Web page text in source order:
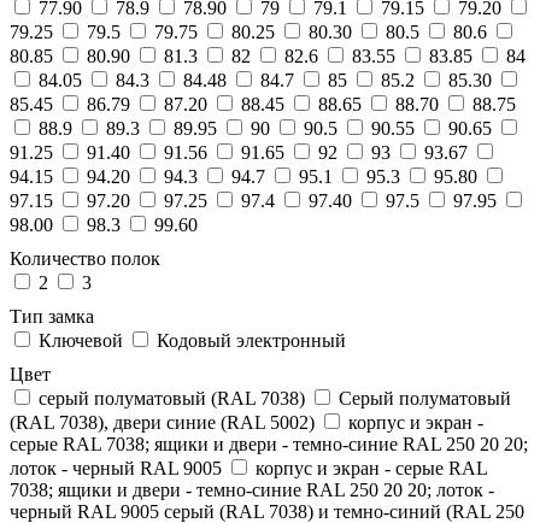
77.90
78.9 78.90 79 79.1 79.15
79.20
79.25
79.5 79.75 80.25 80.30 80.5
80.6
80.85
80.90 81.3 82 82.6 83.55 83.85
84
84.05
84.3 84.48 84.7 85 85.2
85.30
85.45
86.79 87.20 88.45 88.65 88.70
88.75
88.9
89.3 89.95 90 90.5 90.55
90.65
91.25
91.40 91.56 91.65 92 93
93.67
94.15
94.20 94.3 94.7 95.1 95.3
95.80
97.15
97.20 97.25 97.4 97.40 97.5
97.95
98.00
98.3
99.60
Количество полок
2
3
Тип замка
Ключевой
Кодовый электронный
Цвет
cерый полуматовый (RAL 7038)
Cерый полуматовый
(RAL 7038), двери синие (RAL 5002)
корпус и экран -
серые RAL 7038; ящики и двери - темно-синие RAL 250 20 20;
лоток - черный RAL 9005
корпус и экран - серые RAL
7038; ящики и двери - темно-синие RAL 250 20 20; лоток -
черный RAL 9005 серый (RAL 7038) и темно-синий (RAL 250